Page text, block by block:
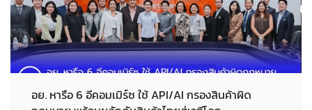
อย. หารือ 6 อีคอมเมิร์ซ ใช้ API/AI กรองสินค้าผิด